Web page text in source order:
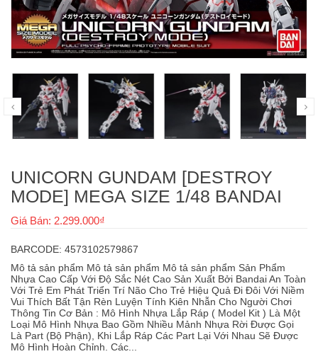
UNICORN GUNDAM [DESTROY
MODE] MEGA SIZE 1/48 BANDAI
Giá Bán: 2.299.000₫
BARCODE: 4573102579867
Mô tả sản phẩm Mô tả sản phẩm Mô tả sản phẩm Sản Phẩm
Nhựa Cao Cấp Với Độ Sắc Nét Cao Sản Xuất Bởi Bandai An Toàn
Với Trẻ Em Phát Triển Trí Não Cho Trẻ Hiệu Quả Đi Đôi Với Niềm
Vui Thích Bất Tận Rèn Luyện Tính Kiên Nhẫn Cho Người Chơi
Thông Tin Cơ Bản : Mô Hình Nhựa Lắp Ráp ( Model Kit ) Là Một
Loại Mô Hình Nhựa Bao Gồm Nhiều Mảnh Nhựa Rời Được Gọi
Là Part (Bộ Phận), Khi Lắp Ráp Các Part Lại Với Nhau Sẽ Được
Mô Hình Hoàn Chỉnh. Các...